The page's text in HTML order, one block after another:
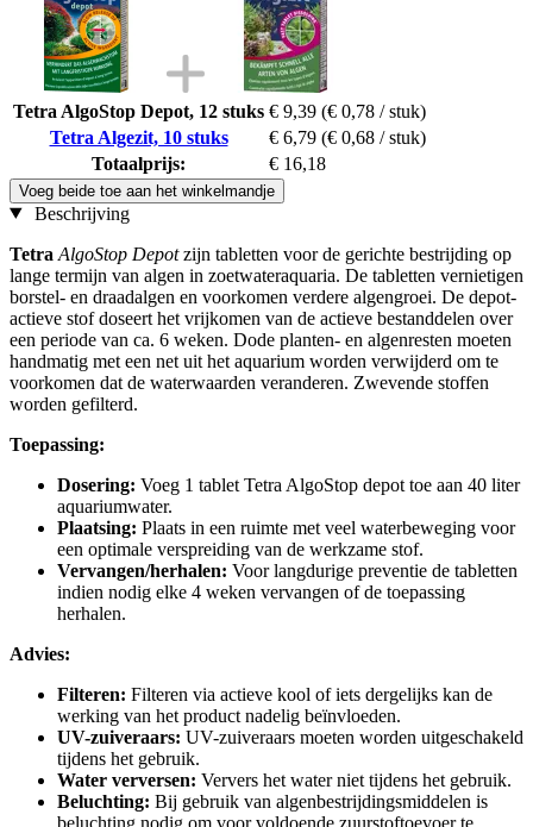
Tetra AlgoStop Depot, 12 stuks € 9,39 (€ 0,78 / stuk)
Tetra Algezit, 10 stuks
€ 6,79 (€ 0,68 / stuk)
Totaalprijs:
€ 16,18
Voeg beide toe aan het winkelmandje
Beschrijving
Tetra AlgoStop Depotzijn tabletten voor de gerichte bestrijding op
lange termijn van algen in zoetwateraquaria. De tabletten vernietigen
borstel- en draadalgen en voorkomen verdere algengroei. De depot-
actieve stof doseert het vrijkomen van de actieve bestanddelen over
een periode van ca. 6 weken. Dode planten- en algenresten moeten
handmatig met een net uit het aquarium worden verwijderd om te
voorkomen dat de waterwaarden veranderen. Zwevende stoffen
worden gefilterd.
Toepassing:
Dosering: Voeg 1 tablet Tetra AlgoStop depot toe aan 40 liter
aquariumwater.
Plaatsing: Plaats in een ruimte met veel waterbeweging voor
een optimale verspreiding van de werkzame stof.
Vervangen/herhalen: Voor langdurige preventie de tabletten
indien nodig elke 4 weken vervangen of de toepassing
herhalen.
Advies:
Filteren: Filteren via actieve kool of iets dergelijks kan de
werking van het product nadelig beïnvloeden.
UV-zuiveraars: UV-zuiveraars moeten worden uitgeschakeld
tijdens het gebruik.
Water verversen: Ververs het water niet tijdens het gebruik.
Beluchting: Bij gebruik van algenbestrijdingsmiddelen is
beluchting nodig om voor voldoende zuurstoftoevoer te